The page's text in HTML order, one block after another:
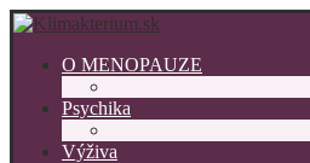
O MENOPAUZE
Psychika
Výživa